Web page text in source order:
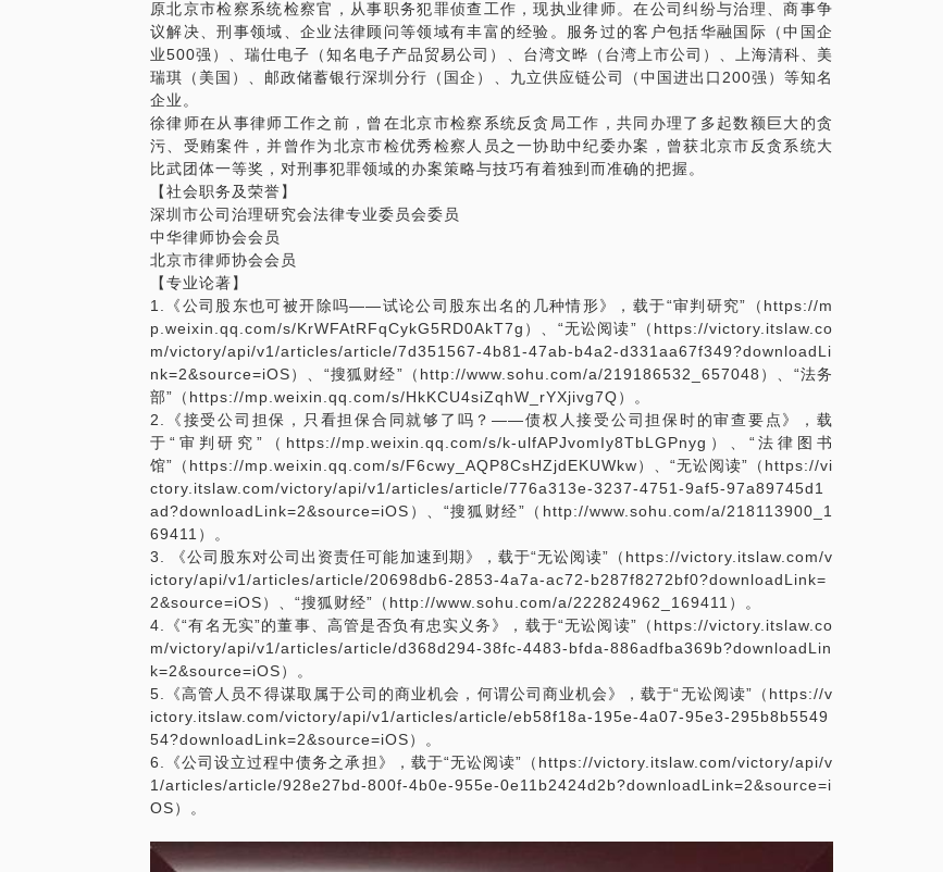
我希望尽自己的绵薄之力帮助当事人把握每一个改变命运的机会，也让心急如焚的家属
少走一点弯路。
最近写了一篇知乎回答，当事人如何选律师，刑辩律师应该如何更好做好辩护工作。网
址：“https://www.zhihu.com/question/506518883/answer/2300095314”
原北京市检察系统检察官，从事职务犯罪侦查工作，现执业律师。在公司纠纷与治理、商事争
议解决、刑事领域、企业法律顾问等领域有丰富的经验。服务过的客户包括华融国际（中国企
业500强）、瑞仕电子（知名电子产品贸易公司）、台湾文晔（台湾上市公司）、上海清科、美
瑞琪（美国）、邮政储蓄银行深圳分行（国企）、九立供应链公司（中国进出口200强）等知名
企业。
徐律师在从事律师工作之前，曾在北京市检察系统反贪局工作，共同办理了多起数额巨大的贪
污、受贿案件，并曾作为北京市检优秀检察人员之一协助中纪委办案，曾获北京市反贪系统大
比武团体一等奖，对刑事犯罪领域的办案策略与技巧有着独到而准确的把握。
【社会职务及荣誉】
深圳市公司治理研究会法律专业委员会委员
中华律师协会会员
北京市律师协会会员
【专业论著】
1.《公司股东也可被开除吗——试论公司股东出名的几种情形》，载于“审判研究”（https://m
p.weixin.qq.com/s/KrWFAtRFqCykG5RD0AkT7g）、“无讼阅读”（https://victory.itslaw.co
m/victory/api/v1/articles/article/7d351567-4b81-47ab-b4a2-d331aa67f349?downloadLi
nk=2&source=iOS）、“搜狐财经”（http://www.sohu.com/a/219186532_657048）、“法务
部”（https://mp.weixin.qq.com/s/HkKCU4siZqhW_rYXjivg7Q）。
2.《接受公司担保，只看担保合同就够了吗？——债权人接受公司担保时的审查要点》，载
于“审判研究”（https://mp.weixin.qq.com/s/k-ulfAPJvomIy8TbLGPnyg）、“法律图书
馆”（https://mp.weixin.qq.com/s/F6cwy_AQP8CsHZjdEKUWkw）、“无讼阅读”（https://vi
ctory.itslaw.com/victory/api/v1/articles/article/776a313e-3237-4751-9af5-97a89745d1
ad?downloadLink=2&source=iOS）、“搜狐财经”（http://www.sohu.com/a/218113900_1
69411）。
3. 《公司股东对公司出资责任可能加速到期》，载于“无讼阅读”（https://victory.itslaw.com/v
ictory/api/v1/articles/article/20698db6-2853-4a7a-ac72-b287f8272bf0?downloadLink=
2&source=iOS）、“搜狐财经”（http://www.sohu.com/a/222824962_169411）。
4.《“有名无实”的董事、高管是否负有忠实义务》，载于“无讼阅读”（https://victory.itslaw.co
m/victory/api/v1/articles/article/d368d294-38fc-4483-bfda-886adfba369b?downloadLin
k=2&source=iOS）。
5.《高管人员不得谋取属于公司的商业机会，何谓公司商业机会》，载于“无讼阅读”（https://v
ictory.itslaw.com/victory/api/v1/articles/article/eb58f18a-195e-4a07-95e3-295b8b5549
54?downloadLink=2&source=iOS）。
6.《公司设立过程中债务之承担》，载于“无讼阅读”（https://victory.itslaw.com/victory/api/v
1/articles/article/928e27bd-800f-4b0e-955e-0e11b2424d2b?downloadLink=2&source=i
OS）。